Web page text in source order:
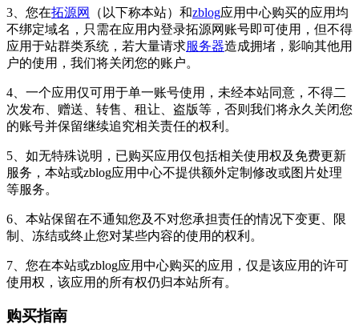
3、您在拓源网 （以下称本站）和zblog应用中心购买的应用均
不绑定域名，只需在应用内登录拓源网账号即可使用，但不得
应用于站群类系统，若大量请求服务器造成拥堵，影响其他用
户的使用，我们将关闭您的账户。
4、一个应用仅可用于单一账号使用，未经本站同意，不得二
次发布、赠送、转售、租让、盗版等，否则我们将永久关闭您
的账号并保留继续追究相关责任的权利。
5、如无特殊说明，已购买应用仅包括相关使用权及免费更新
服务，本站或zblog应用中心不提供额外定制修改或图片处理
等服务。
6、本站保留在不通知您及不对您承担责任的情况下变更、限
制、冻结或终止您对某些内容的使用的权利。
7、您在本站或zblog应用中心购买的应用，仅是该应用的许可
使用权，该应用的所有权仍归本站所有。
购买指南